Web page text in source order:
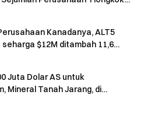
Pajak
Kanadanya, ALT5
ditambah 11,6
Juta Dolar AS untuk
Mineral Tanah Jarang, di